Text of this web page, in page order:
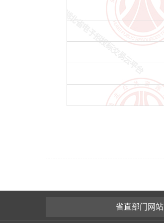
省直部门网站